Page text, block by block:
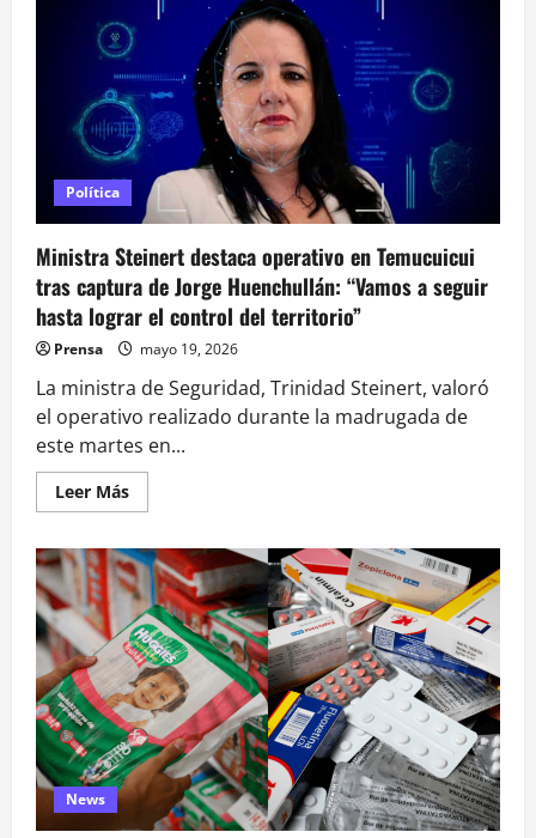
Soleil
confirma
su
regreso
a
Chile
con
“Alegría”,
el
show
más
icónico
de
historia
Política
Ministra Steinert destaca operativo en Temucuicui
tras captura de Jorge Huenchullán: “Vamos a seguir
hasta lograr el control del territorio”
Prensa mayo 19, 2026
La ministra de Seguridad, Trinidad Steinert, valoró
el operativo realizado durante la madrugada de
este martes en...
Leer MásLeer
más
Ministra
Steinert
destaca
operativo
en
Temucuicui
tras
captura
de
Jorge
Huenchullán:
“Vamos
a
seguir
hasta
lograr
el
News